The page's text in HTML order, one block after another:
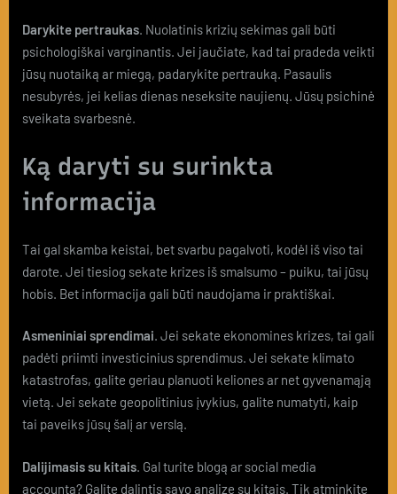
Darykite pertraukas. Nuolatinis krizių sekimas gali būti
psichologiškai varginantis. Jei jaučiate, kad tai pradeda veikti
jūsų nuotaiką ar miegą, padarykite pertrauką. Pasaulis
nesubyrės, jei kelias dienas neseksite naujienų. Jūsų psichinė
sveikata svarbesnė.
Ką daryti su surinkta
informacija
Tai gal skamba keistai, bet svarbu pagalvoti, kodėl iš viso tai
darote. Jei tiesiog sekate krizes iš smalsumo – puiku, tai jūsų
hobis. Bet informacija gali būti naudojama ir praktiškai.
Asmeniniai sprendimai. Jei sekate ekonomines krizes, tai gali
padėti priimti investicinius sprendimus. Jei sekate klimato
katastrofas, galite geriau planuoti keliones ar net gyvenamąją
vietą. Jei sekate geopolitinius įvykius, galite numatyti, kaip
tai paveiks jūsų šalį ar verslą.
Dalijimasis su kitais . Gal turite blogą ar social media
accountą? Galite dalintis savo analize su kitais. Tik atminkite